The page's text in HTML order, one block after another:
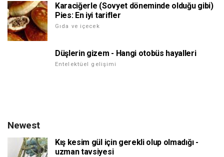
Karaciğerle (Sovyet döneminde olduğu gibi)
Pies: En iyi tarifler
Gıda ve içecek
Düşlerin gizem - Hangi otobüs hayalleri
Entelektüel gelişimi
Newest
Kış kesim gül için gerekli olup olmadığı -
uzman tavsiyesi